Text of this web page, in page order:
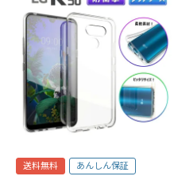
送料無料 あんしん保証